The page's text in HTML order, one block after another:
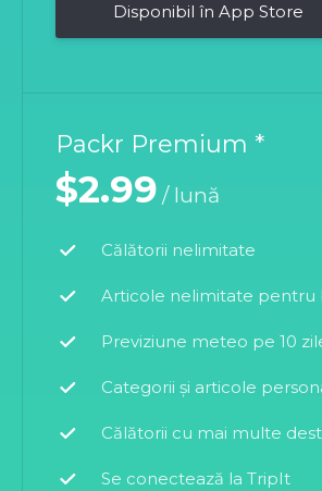
Disponibil în App Store
Packr Premium *
$2.99 / lună
Călătorii nelimitate
Articole nelimitate pentru
Previziune meteo pe 10
Categorii și articole
Călătorii cu mai multe
Se conectează la TripIt